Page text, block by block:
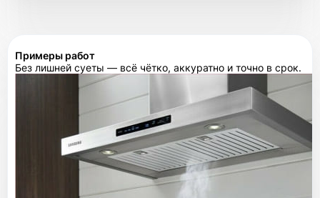
Примеры работ
Без лишней суеты — всё чётко, аккуратно и точно в срок.